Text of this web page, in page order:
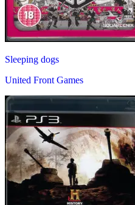
Sleeping dogs
United Front Games